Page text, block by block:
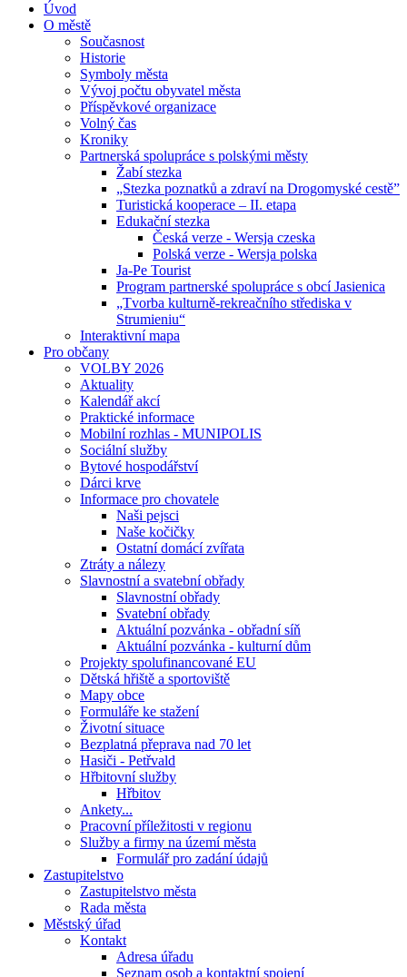
Úvod
O městě
Současnost
Historie
Symboly města
Vývoj počtu obyvatel města
Příspěvkové organizace
Volný čas
Kroniky
Partnerská spolupráce s polskými městy
Žabí stezka
„Stezka poznatků a zdraví na Drogomyské cestě”
Turistická kooperace – II. etapa
Edukační stezka
Česká verze - Wersja czeska
Polská verze - Wersja polska
Ja-Pe Tourist
Program partnerské spolupráce s obcí Jasienica
„Tvorba kulturně-rekreačního střediska v
Strumieniu“
Interaktivní mapa
Pro občany
VOLBY 2026
Aktuality
Kalendář akcí
Praktické informace
Mobilní rozhlas - MUNIPOLIS
Sociální služby
Bytové hospodářství
Dárci krve
Informace pro chovatele
Naši pejsci
Naše kočičky
Ostatní domácí zvířata
Ztráty a nálezy
Slavnostní a svatební obřady
Slavnostní obřady
Svatební obřady
Aktuální pozvánka - obřadní síň
Aktuální pozvánka - kulturní dům
Projekty spolufinancované EU
Dětská hřiště a sportoviště
Mapy obce
Formuláře ke stažení
Životní situace
Bezplatná přeprava nad 70 let
Hasiči - Petřvald
Hřbitovní služby
Hřbitov
Ankety...
Pracovní příležitosti v regionu
Služby a firmy na území města
Formulář pro zadání údajů
Zastupitelstvo
Zastupitelstvo města
Rada města
Městský úřad
Kontakt
Adresa úřadu
Seznam osob a kontaktní spojení